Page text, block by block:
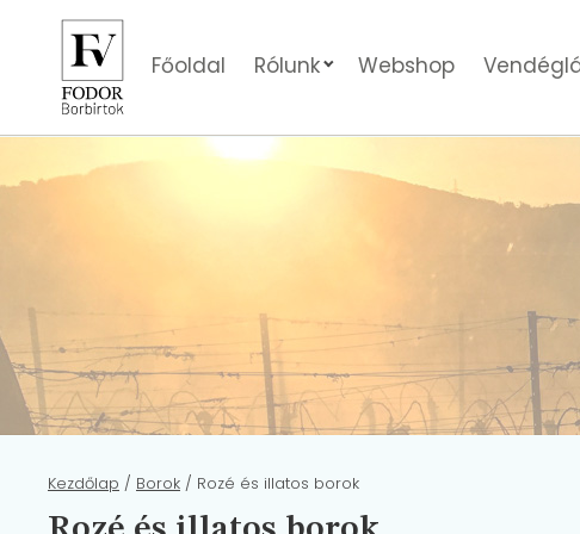
Főoldal Rólunk Webshop
Kezdőlap / Borok / Rozé és illatos borok